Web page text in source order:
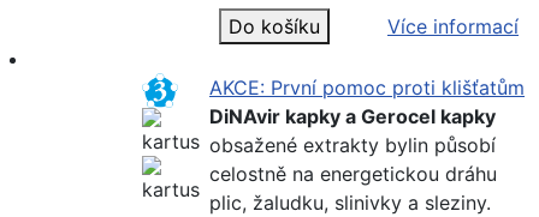
Do košíku Více informací
AKCE: První pomoc proti klišťatům
DiNAvir kapky a Gerocel kapky
obsažené extrakty bylin působí
celostně na energetickou dráhu
plic, žaludku, slinivky a sleziny.